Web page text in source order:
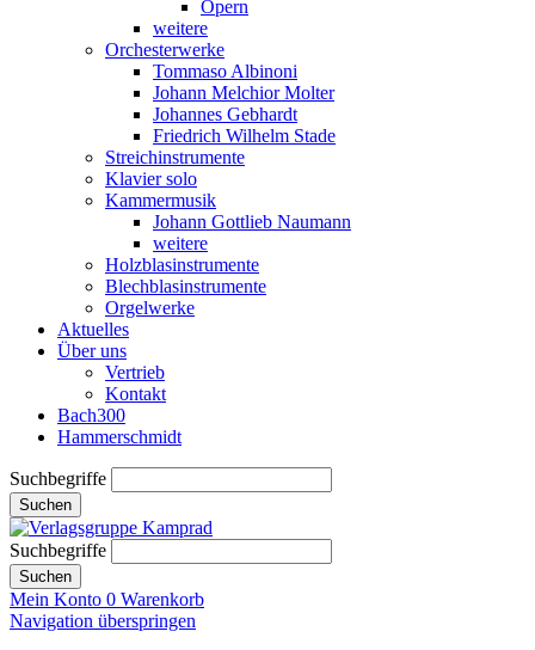
Opern
weitere
Orchesterwerke
Tommaso Albinoni
Johann Melchior Molter
Johannes Gebhardt
Friedrich Wilhelm Stade
Streichinstrumente
Klavier solo
Kammermusik
Johann Gottlieb Naumann
weitere
Holzblasinstrumente
Blechblasinstrumente
Orgelwerke
Aktuelles
Über uns
Vertrieb
Kontakt
Bach300
Hammerschmidt
Suchbegriffe
Suchen
Suchbegriffe
Suchen
Mein Konto 0 Warenkorb
Navigation überspringen